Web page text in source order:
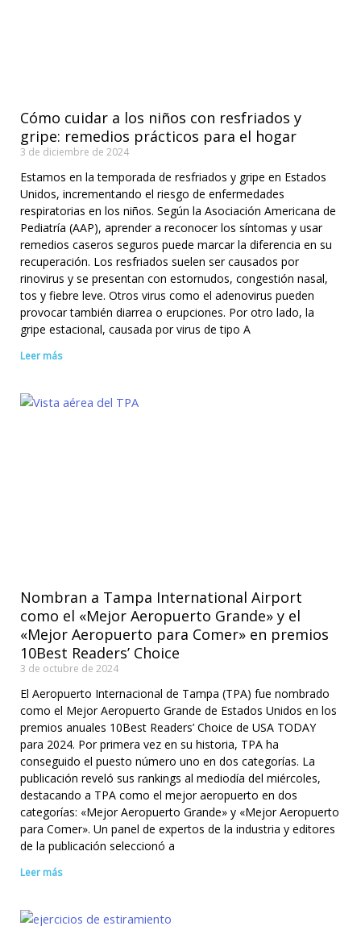
Cómo cuidar a los niños con resfriados y
gripe: remedios prácticos para el hogar
3 de diciembre de 2024
Estamos en la temporada de resfriados y gripe en Estados
Unidos, incrementando el riesgo de enfermedades
respiratorias en los niños. Según la Asociación Americana de
Pediatría (AAP), aprender a reconocer los síntomas y usar
remedios caseros seguros puede marcar la diferencia en su
recuperación. Los resfriados suelen ser causados por
rinovirus y se presentan con estornudos, congestión nasal,
tos y fiebre leve. Otros virus como el adenovirus pueden
provocar también diarrea o erupciones. Por otro lado, la
gripe estacional, causada por virus de tipo A
Leer más
Nombran a Tampa International Airport
como el «Mejor Aeropuerto Grande» y el
«Mejor Aeropuerto para Comer» en premios
10Best Readers’ Choice
3 de octubre de 2024
El Aeropuerto Internacional de Tampa (TPA) fue nombrado
como el Mejor Aeropuerto Grande de Estados Unidos en los
premios anuales 10Best Readers’ Choice de USA TODAY
para 2024. Por primera vez en su historia, TPA ha
conseguido el puesto número uno en dos categorías. La
publicación reveló sus rankings al mediodía del miércoles,
destacando a TPA como el mejor aeropuerto en dos
categorías: «Mejor Aeropuerto Grande» y «Mejor Aeropuerto
para Comer». Un panel de expertos de la industria y editores
de la publicación seleccionó a
Leer más